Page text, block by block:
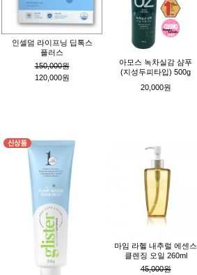
인셀덤 라이프닝 딥톡스
플러스
150,000원
120,000원
아모스 녹차실감 샴푸
(지성두피타입) 500g
20,000원
마임 라헬 내추럴 에센스
클렌징 오일 260ml
45,000원